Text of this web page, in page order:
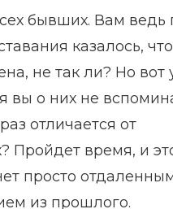
бывших. Вам ведь
казалось,
не так ли? Но вот
вы о них не
отличается от
Пройдет время, и
просто
из прошлого.